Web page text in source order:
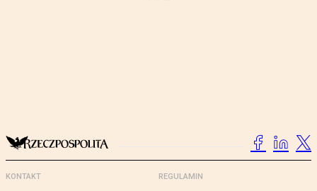
KONTAKT REGULAMIN